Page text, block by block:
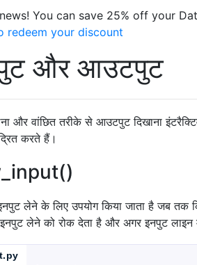
You can save 25% off your
redeem your discount
और आउटपुट
और वांछित तरीके से आउटपुट दिखाना
करते हैं।
लेने के लिए उपयोग किया जाता है जब तक
लेने को रोक देता है और अगर इनपुट